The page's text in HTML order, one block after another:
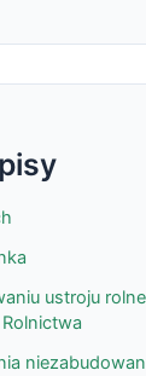
ustroju